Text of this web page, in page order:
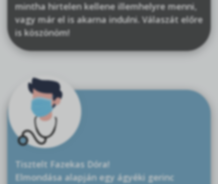
mintha hirtelen kellene illemhelyre menni,
vagy már el is akarna indulni. Válaszát előre
is köszönöm!
Tisztelt Fazekas Dóra!
Elmondása alapján egy ágyéki gerinc